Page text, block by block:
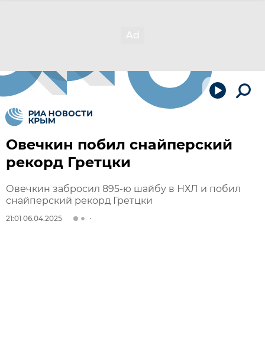
Овечкин побил снайперский
рекорд Гретцки
Овечкин забросил 895-ю шайбу в НХЛ и побил
снайперский рекорд Гретцки
21:01 06.04.2025